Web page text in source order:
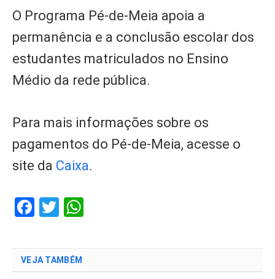
O Programa Pé-de-Meia apoia a
permanência e a conclusão escolar dos
estudantes matriculados no Ensino
Médio da rede pública.
Para mais informações sobre os
pagamentos do Pé-de-Meia, acesse o
site da Caixa.
Facebook
Twitter
VEJA TAMBÉM